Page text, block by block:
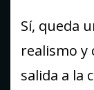
Sí, queda
realismo y
salida a la